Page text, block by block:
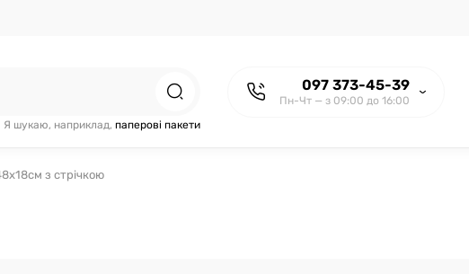
097 373-45-39
Пн-Чт — з 09:00 до 16:00
Я шукаю, наприклад, паперові пакети
з стрічкою